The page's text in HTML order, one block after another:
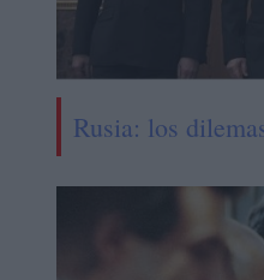
Rusia: los